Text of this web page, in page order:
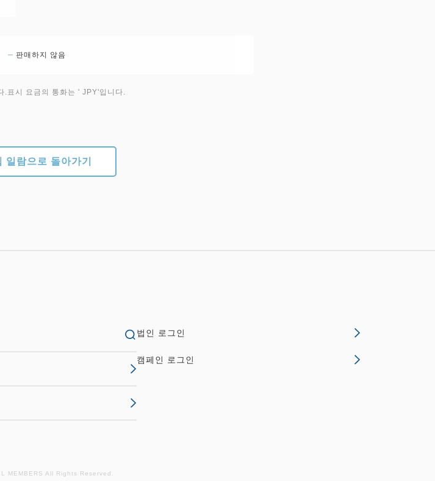
판매하지 않음
표시 요금의 통화는 ' JPY'입니다.
일람으로 돌아가기
법인 로그인
캠페인 로그인
MEMBERS All Rights Reserved.